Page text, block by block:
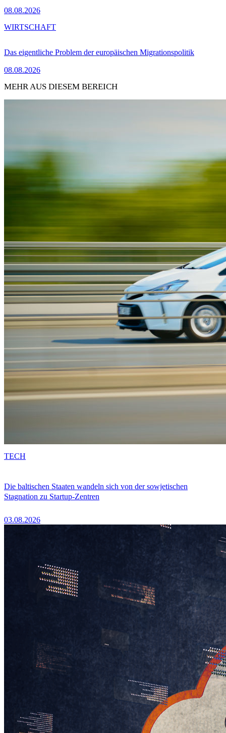
08.08.2026
Das eigentliche Problem der europäischen Migrationspolitik
08.08.2026
WIRTSCHAFT
MEHR AUS DIESEM BEREICH
Die baltischen Staaten wandeln sich von der sowjetischen
Stagnation zu Startup-Zentren
03.08.2026
TECH